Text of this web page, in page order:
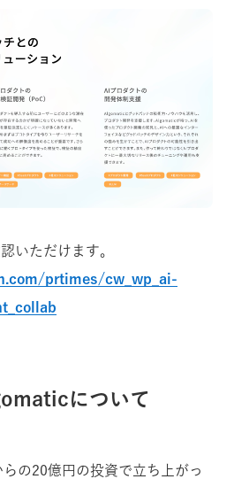
いただけます。
prtimes/cw_wp_ai-
について
の20億円の投資で立ち上がっ